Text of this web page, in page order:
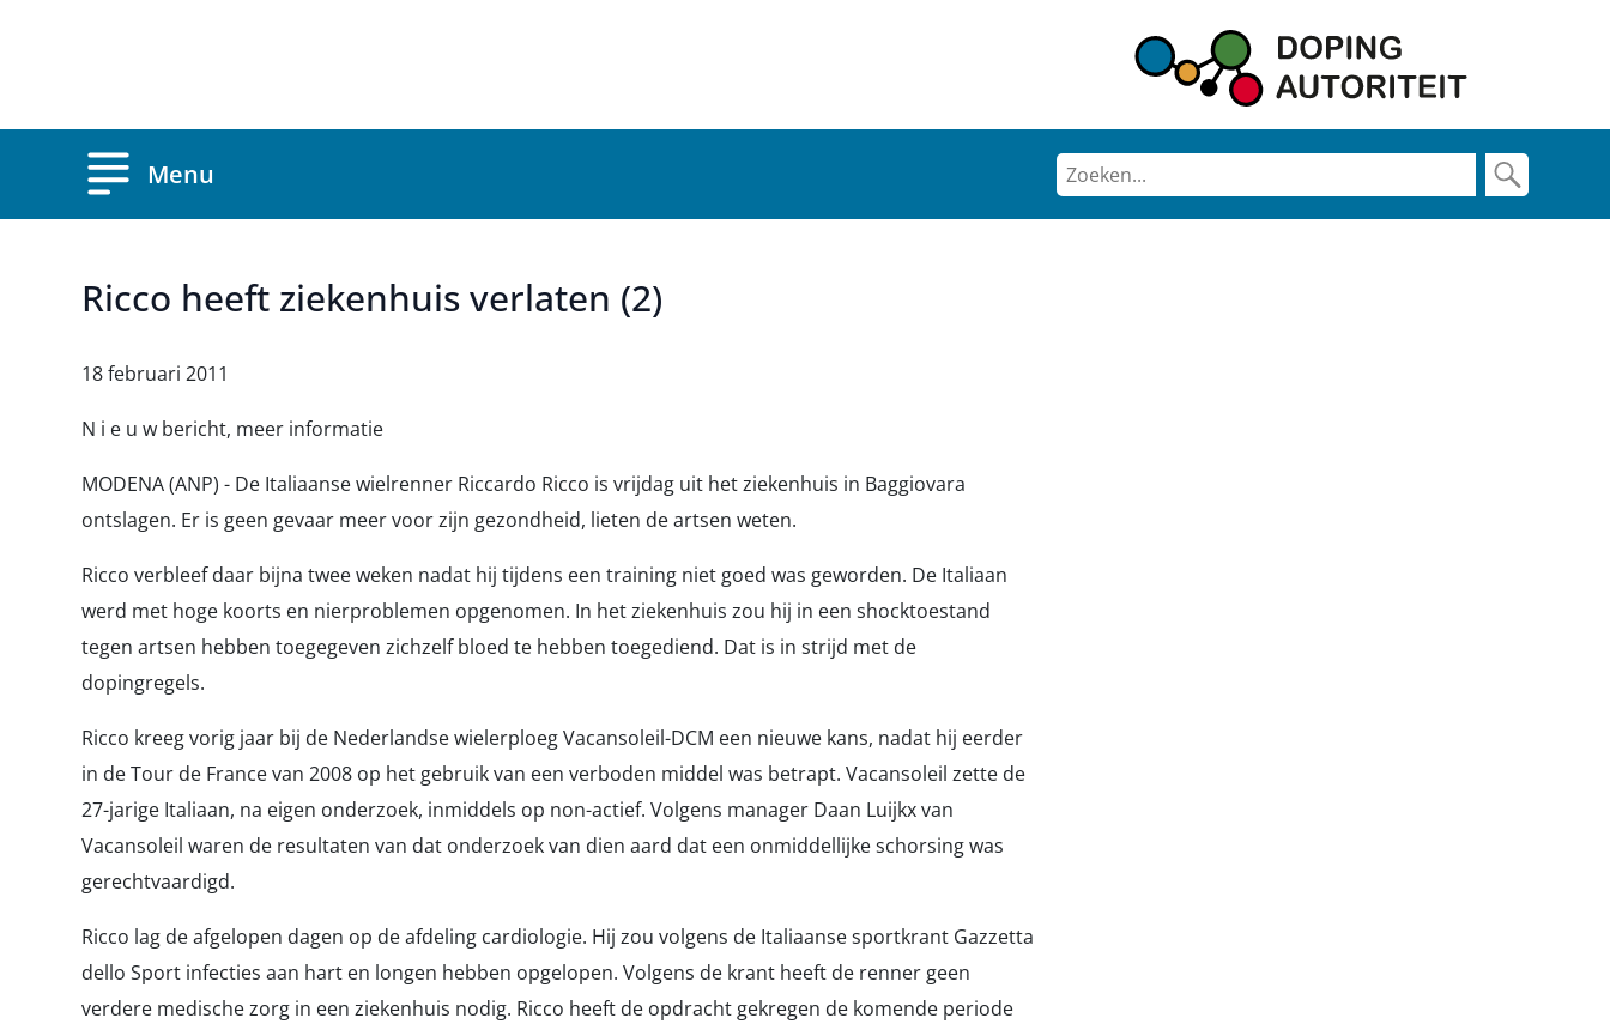
Menu
Ricco heeft ziekenhuis verlaten (2)
18 februari 2011
N i e u w bericht, meer informatie
MODENA (ANP) - De Italiaanse wielrenner Riccardo Ricco is vrijdag uit het ziekenhuis in Baggiovara
ontslagen. Er is geen gevaar meer voor zijn gezondheid, lieten de artsen weten.
Ricco verbleef daar bijna twee weken nadat hij tijdens een training niet goed was geworden. De Italiaan
werd met hoge koorts en nierproblemen opgenomen. In het ziekenhuis zou hij in een shocktoestand
tegen artsen hebben toegegeven zichzelf bloed te hebben toegediend. Dat is in strijd met de
dopingregels.
Ricco kreeg vorig jaar bij de Nederlandse wielerploeg Vacansoleil-DCM een nieuwe kans, nadat hij eerder
in de Tour de France van 2008 op het gebruik van een verboden middel was betrapt. Vacansoleil zette de
27-jarige Italiaan, na eigen onderzoek, inmiddels op non-actief. Volgens manager Daan Luijkx van
Vacansoleil waren de resultaten van dat onderzoek van dien aard dat een onmiddellijke schorsing was
gerechtvaardigd.
Ricco lag de afgelopen dagen op de afdeling cardiologie. Hij zou volgens de Italiaanse sportkrant Gazzetta
dello Sport infecties aan hart en longen hebben opgelopen. Volgens de krant heeft de renner geen
verdere medische zorg in een ziekenhuis nodig. Ricco heeft de opdracht gekregen de komende periode